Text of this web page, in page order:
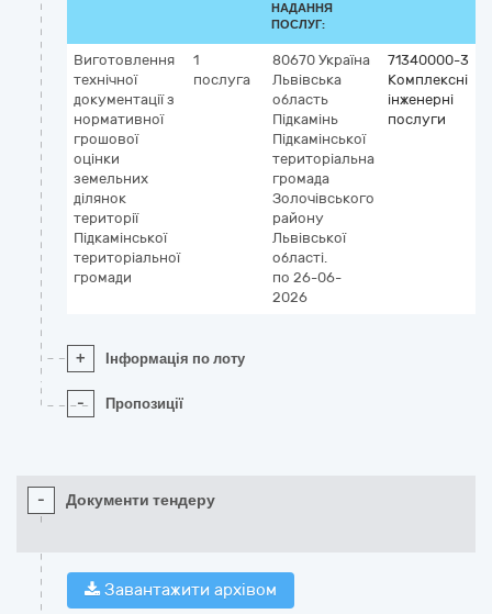
НАДАННЯ
ПОСЛУГ:
Виготовлення
технічної
документації з
нормативної
грошової
оцінки
земельних
ділянок
території
Підкамінської
територіальної
громади
1
послуга
80670 Україна
Львівська
область
Підкамінь
Підкамінської
територіальна
громада
Золочівського
району
Львівської
області.
по 26-06-
2026
71340000-3
Комплексні
інженерні
послуги
+ Інформація по лоту
- Пропозиції
- Документи тендеру
Завантажити архівом